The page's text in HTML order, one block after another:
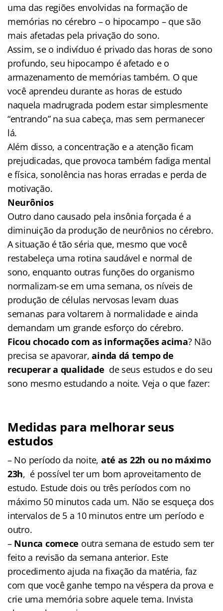
uma das regiões envolvidas na formação de
memórias no cérebro – o hipocampo – que são
mais afetadas pela privação do sono.
Assim, se o indivíduo é privado das horas de sono
profundo, seu hipocampo é afetado e o
armazenamento de memórias também. O que
você aprendeu durante as horas de estudo
naquela madrugrada podem estar simplesmente
“entrando” na sua cabeça, mas sem permanecer
lá.
Além disso, a concentração e a atenção ficam
prejudicadas, que provoca também fadiga mental
e física, sonolência nas horas erradas e perda de
motivação.
Neurônios
Outro dano causado pela insônia forçada é a
diminuição da produção de neurônios no cérebro.
A situação é tão séria que, mesmo que você
restabeleça uma rotina saudável e normal de
sono, enquanto outras funções do organismo
normalizam-se em uma semana, os níveis de
produção de células nervosas levam duas
semanas para voltarem à normalidade e ainda
demandam um grande esforço do cérebro.
Ficou chocado com as informações acima? Não
precisa se apavorar,ainda dá tempo de
recuperar a qualidade de seus estudos e do seu
sono mesmo estudando a noite. Veja o que fazer:
Medidas para melhorar seus
estudos
– No período da noite, até as 22h ou no máximo
23h, é possível ter um bom aproveitamento de
estudo. Estude dois ou três períodos com no
máximo 50 minutos cada um. Não se esqueça dos
intervalos de 5 a 10 minutos entre um período e
outro.
– Nunca comece outra semana de estudo sem ter
feito a revisão da semana anterior. Este
procedimento ajuda na fixação da matéria, faz
com que você ganhe tempo na véspera da prova e
crie uma memória sobre aquele tema. Invista